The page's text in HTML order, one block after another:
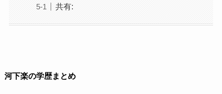
共有:
河下楽の学歴まとめ